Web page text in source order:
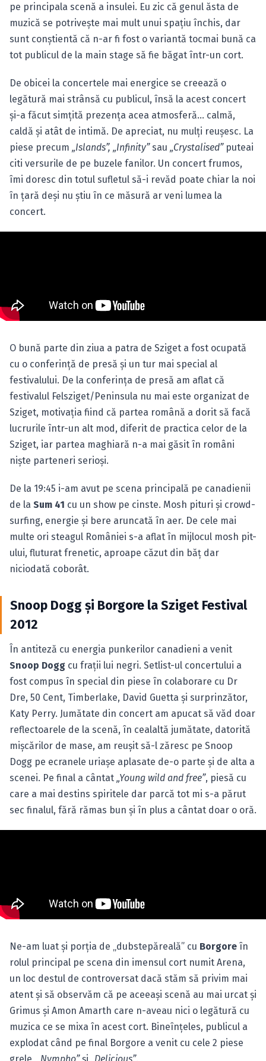
pe principala scenă a insulei. Eu zic că genul ăsta de
muzică se potriveşte mai mult unui spaţiu închis, dar
sunt conştientă că n-ar fi fost o variantă tocmai bună ca
tot publicul de la main stage să fie băgat într-un cort.
De obicei la concertele mai energice se creează o
legătură mai strânsă cu publicul, însă la acest concert
şi-a făcut simţită prezenţa acea atmosferă… calmă,
caldă şi atât de intimă. De apreciat, nu mulţi reuşesc. La
piese precum „Islands”, „Infinity”sau „Crystalised”puteai
citi versurile de pe buzele fanilor. Un concert frumos,
îmi doresc din totul sufletul să-i revăd poate chiar la noi
în ţară deşi nu ştiu în ce măsură ar veni lumea la
concert.
O bună parte din ziua a patra de Sziget a fost ocupată
cu o conferinţă de presă şi un tur mai special al
festivalului. De la conferinţa de presă am aflat că
festivalul Felsziget/Peninsula nu mai este organizat de
Sziget, motivaţia fiind că partea română a dorit să facă
lucrurile într-un alt mod, diferit de practica celor de la
Sziget, iar partea maghiară n-a mai găsit în români
nişte parteneri serioşi.
De la 19:45 i-am avut pe scena principală pe canadienii
de la Sum 41 cu un show pe cinste. Mosh pituri şi crowd-
surfing, energie şi bere aruncată în aer. De cele mai
multe ori steagul României s-a aflat în mijlocul mosh pit-
ului, fluturat frenetic, aproape căzut din băţ dar
niciodată coborât.
Snoop Dogg şi Borgore la Sziget Festival
2012
În antiteză cu energia punkerilor canadieni a venit
Snoop Dogg cu fraţii lui negri. Setlist-ul concertului a
fost compus în special din piese în colaborare cu Dr
Dre, 50 Cent, Timberlake, David Guetta şi surprinzător,
Katy Perry. Jumătate din concert am apucat să văd doar
reflectoarele de la scenă, în cealaltă jumătate, datorită
mişcărilor de mase, am reuşit să-l zăresc pe Snoop
Dogg pe ecranele uriaşe aplasate de-o parte şi de alta a
scenei. Pe final a cântat „Young wild and free”, piesă cu
care a mai destins spiritele dar parcă tot mi s-a părut
sec finalul, fără rămas bun şi în plus a cântat doar o oră.
Ne-am luat şi porţia de „dubstepăreală” cu Borgore în
rolul principal pe scena din imensul cort numit Arena,
un loc destul de controversat dacă stăm să privim mai
atent şi să observăm că pe aceeaşi scenă au mai urcat şi
Grimus şi Amon Amarth care n-aveau nici o legătură cu
muzica ce se mixa în acest cort. Bineînţeles, publicul a
explodat când pe final Borgore a venit cu cele 2 piese
grele,
„Nympho”şi „Delicious”.